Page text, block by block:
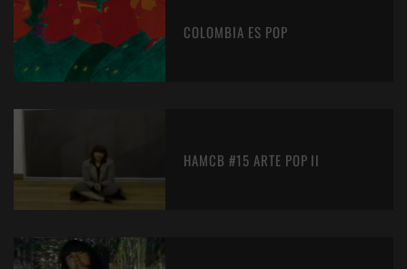
COLOMBIA ES POP
HAMCB #15 ARTE POP II